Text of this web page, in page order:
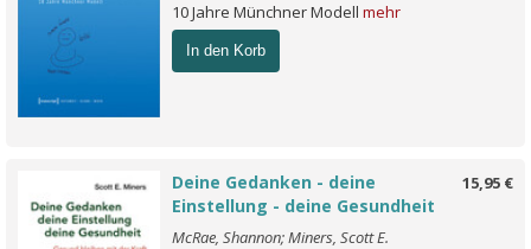
10 Jahre Münchner Modell mehr
In den Korb
15,95 €
Deine Gedanken - deine
Einstellung - deine Gesundheit
McRae, Shannon; Miners, Scott E.